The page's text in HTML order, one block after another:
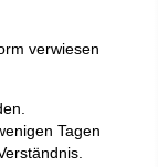
verwiesen
Tagen